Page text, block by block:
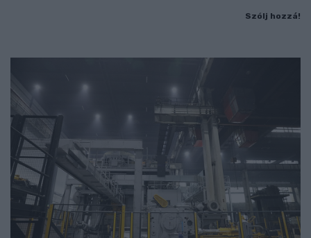
Szólj hozzá!